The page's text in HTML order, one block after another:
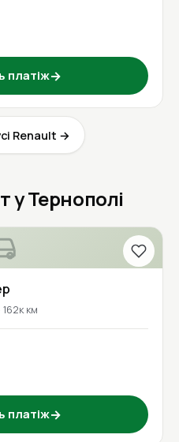
платіж→
Renault →
у Тернополі
162к км
платіж→